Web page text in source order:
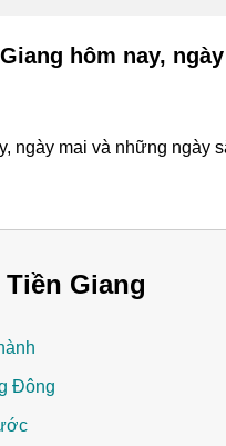
hôm nay,
ngày mai và những
Giang
Đông